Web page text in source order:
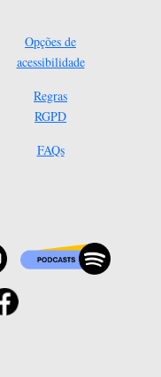
Opções de
acessibilidade
Regras
RGPD
FAQs